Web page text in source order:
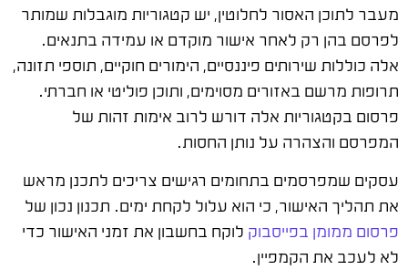
מעבר לתוכן האסור לחלוטין, יש קטגוריות מוגבלות שמותר
לפרסם בהן רק לאחר אישור מוקדם או עמידה בתנאים.
אלה כוללות שירותים פיננסיים, הימורים חוקיים, תוספי תזונה,
תרופות מרשם באזורים מסוימים, ותוכן פוליטי או חברתי.
פרסום בקטגוריות אלה דורש לרוב אימות זהות של
המפרסם והצהרה על נותן החסות.
עסקים שמפרסמים בתחומים רגישים צריכים לתכנן מראש
את תהליך האישור, כי הוא עלול לקחת ימים. תכנון נכון של
פרסום ממומן בפייסבוק לוקח בחשבון את זמני האישור כדי
לא לעכב את הקמפיין.